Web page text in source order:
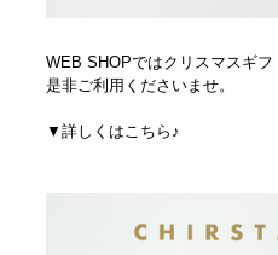
WEB SHOPではクリスマスギフ
是非ご利用くださいませ。
▼詳しくはこちら♪